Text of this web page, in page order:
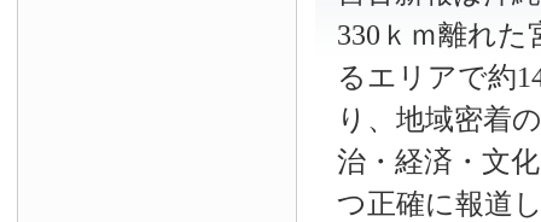
330ｋｍ離れ
るエリアで約
り、地域密着
治・経済・文
つ正確に報道